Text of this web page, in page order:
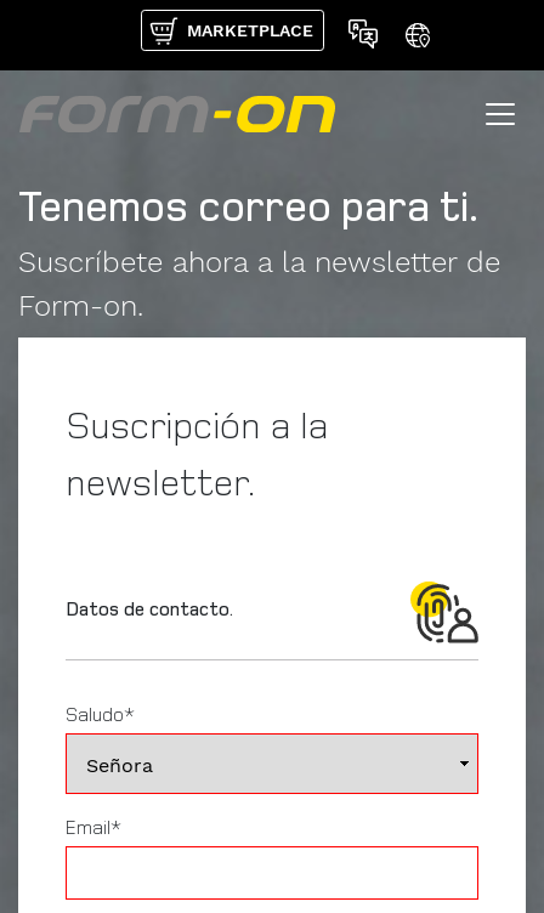
Pasar al contenido principal
MARKETPLACE
Suscripción a la
newsletter.
Datos de contacto.
Saludo*
Email*
Tenemos correo para ti.
Suscríbete ahora a la newsletter de
Form-on.